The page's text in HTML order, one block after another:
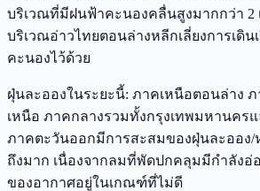
บริเวณที่มีฝนฟ้าคะนองคลื่นสูงมากกว่า 2
บริเวณอ่าวไทยตอนล่างหลีกเลี่ยงการเดิ
คะนองไว้ด้วย
ฝุ่นละอองในระยะนี้: ภาคเหนือตอนล่าง
เหนือ ภาคกลางรวมทั้งกรุงเทพมหานคร
ภาคตะวันออกมีการสะสมของฝุ่นละออง
ถึงมาก เนื่องจากลมที่พัดปกคลุมมีกำลังอ่
ของอากาศอยู่ในเกณฑ์ที่ไม่ดี